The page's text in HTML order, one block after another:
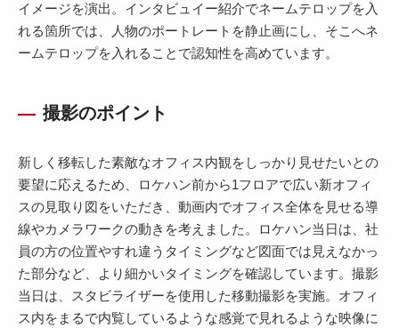
イメージを演出。インタビュイー紹介でネームテロップを入
れる箇所では、人物のポートレートを静止画にし、そこへネ
ームテロップを入れることで認知性を高めています。
撮影のポイント
新しく移転した素敵なオフィス内観をしっかり見せたいとの
要望に応えるため、ロケハン前から1フロアで広い新オフィ
スの見取り図をいただき、動画内でオフィス全体を見せる導
線やカメラワークの動きを考えました。ロケハン当日は、社
員の方の位置やすれ違うタイミングなど図面では見えなかっ
た部分など、より細かいタイミングを確認しています。撮影
当日は、スタビライザーを使用した移動撮影を実施。オフィ
ス内をまるで内覧しているような感覚で見れるような映像に